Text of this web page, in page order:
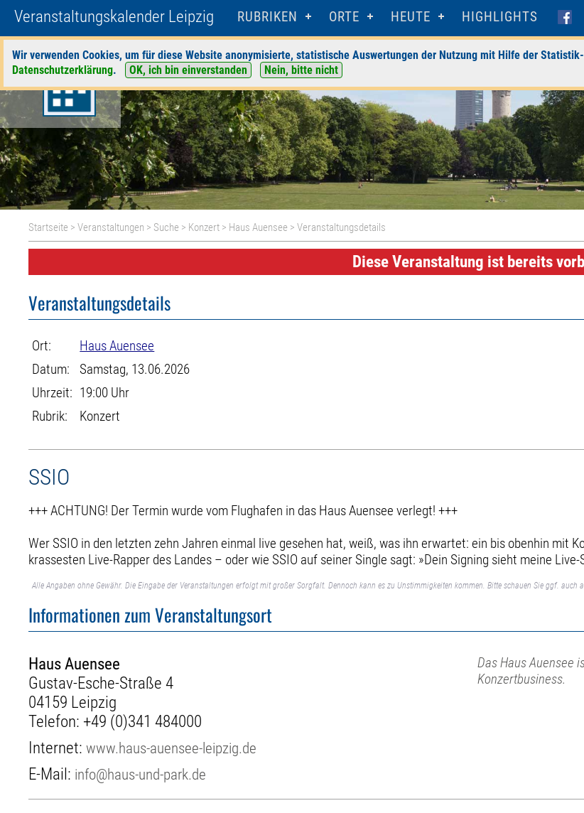
Veranstaltungskalender Leipzig RUBRIKEN ORTE HEUTE HIGHLIGHTS
Wir verwenden Cookies, um für diese Website anonymisierte, statistische Auswertungen der Nutzung mit Hilfe der
Datenschutzerklärung. OK, ich bin einverstanden Nein, bitte nicht
Startseite >Veranstaltungen > Suche > Konzert > Haus Auensee > Veranstaltungsdetails
Diese Veranstaltung ist bereits
Veranstaltungsdetails
Ort:
Haus Auensee
Datum:
Samstag, 13.06.2026
Uhrzeit: 19:00 Uhr
Rubrik:
Konzert
SSIO
+++ ACHTUNG! Der Termin wurde vom Flughafen in das Haus Auensee verlegt! +++
Wer SSIO in den letzten zehn Jahren einmal live gesehen hat, weiß, was ihn erwartet: ein bis obenhin mit
krassesten Live-Rapper des Landes – oder wie SSIO auf seiner Single sagt: »Dein Signing sieht meine Live-
Alle Angaben ohne Gewähr. Die Eingabe der Veranstaltungen erfolgt mit großer Sorgfalt. Dennoch kann es zu Unstimmigkeiten kommen. Bitte schauen Sie ggf. auch
Informationen zum Veranstaltungsort
Haus Auensee
Gustav-Esche-Straße 4
04159 Leipzig
Telefon: +49 (0)341 484000
Internet:www.haus-auensee-leipzig.de
E-Mail: info@haus-und-park.de
Das Haus Auensee
Konzertbusiness.